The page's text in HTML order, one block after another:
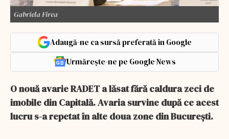
Gabriela Firea
Adaugă-ne ca sursă preferată în Google
Urmărește-ne pe Google News
O nouă avarie RADET a lăsat fără caldura zeci de
imobile din Capitală. Avaria survine după ce acest
lucru s-a repetat în alte doua zone din București.